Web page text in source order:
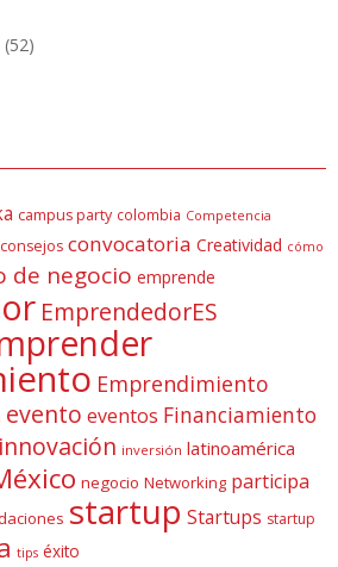
(52)
campus party colombia Competencia
consejos convocatoria Creatividad cómo
de negocio emprende
EmprendedorES
Emprendimiento
evento eventos Financiamiento
innovación inversión latinoamérica
negocio Networking participa
startup Startups startup
tips éxito